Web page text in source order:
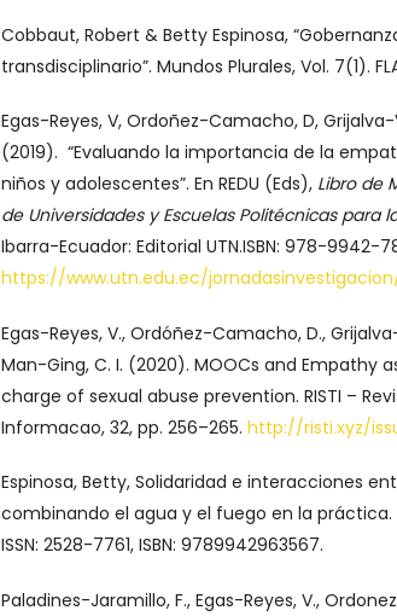
Cobbaut, Robert & Betty Espinosa,
transdisciplinario”. Mundos Plurales, Vol. 7(1).
Egas-Reyes, V, Ordoñez-Camacho, D,
(2019). “Evaluando la importancia de la
niños y adolescentes”. En REDU (Eds), Libro de
de Universidades y Escuelas Politécnicas para
Ibarra-Ecuador: Editorial UTN.ISBN: 978-9942-
https://www.utn.edu.ec/
Egas-Reyes, V., Ordóñez-Camacho, D.,
Man-Ging, C. I. (2020). MOOCs and Empathy
charge of sexual abuse prevention. RISTI –
Informacao, 32, pp. 256–265. http://risti.xyz/
Espinosa, Betty, Solidaridad e interacciones
combinando el agua y el fuego en la práctica.
ISSN: 2528-7761, ISBN: 9789942963567.
Paladines-Jaramillo, F., Egas-Reyes, V.,